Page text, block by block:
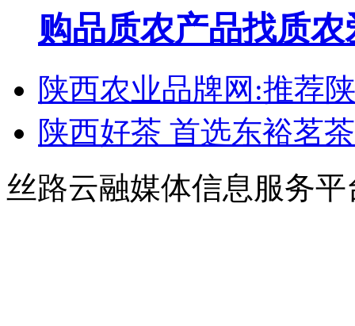
购品质农产品找质
陕西农业品牌网:推荐
陕西好茶 首选东裕茗茶
丝路云融媒体信息服务